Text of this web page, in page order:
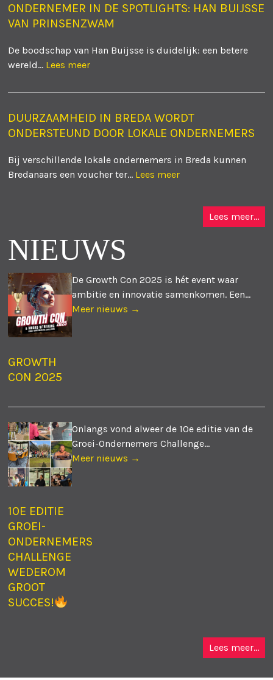
ONDERNEMER IN DE SPOTLIGHTS: HAN BUIJSSE
VAN PRINSENZWAM
De boodschap van Han Buijsse is duidelijk: een betere
wereld... Lees meer
DUURZAAMHEID IN BREDA WORDT
ONDERSTEUND DOOR LOKALE ONDERNEMERS
Bij verschillende lokale ondernemers in Breda kunnen
Bredanaars een voucher ter... Lees meer
Lees meer...
NIEUWS
GROWTH
CON 2025
De Growth Con 2025 is hét event waar
ambitie en innovatie samenkomen. Een...
Meer nieuws →
10E EDITIE
GROEI-
ONDERNEMERS
CHALLENGE
WEDEROM
GROOT
SUCCES!
Onlangs vond alweer de 10e editie van de
Groei-Ondernemers Challenge...
Meer nieuws →
Lees meer...